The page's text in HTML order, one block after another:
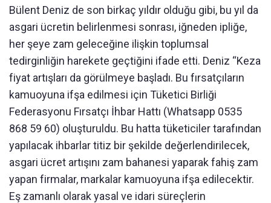
Bülent Deniz de son birkaç yıldır olduğu gibi, bu yıl da
asgari ücretin belirlenmesi sonrası, iğneden ipliğe,
her şeye zam geleceğine ilişkin toplumsal
tedirginliğin harekete geçtiğini ifade etti. Deniz “Keza
fiyat artışları da görülmeye başladı. Bu fırsatçıların
kamuoyuna ifşa edilmesi için Tüketici Birliği
Federasyonu Fırsatçı İhbar Hattı (Whatsapp 0535
868 59 60) oluşturuldu. Bu hatta tüketiciler tarafından
yapılacak ihbarlar titiz bir şekilde değerlendirilecek,
asgari ücret artışını zam bahanesi yaparak fahiş zam
yapan firmalar, markalar kamuoyuna ifşa edilecektir.
Eş zamanlı olarak yasal ve idari süreçlerin